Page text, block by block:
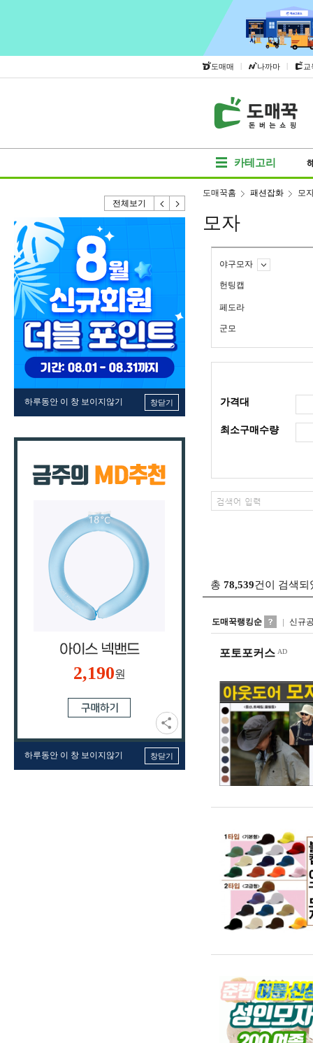
도매매 | 나까마 | 교
카테고리
전체보기
하루동안 이 창 보이지않기 창닫기
2,190원
하루동안 이 창 보이지않기 창닫기
도매꾹홈 패션잡화 모
모자
야구모자
헌팅캡
페도라
군모
가격대
최소구매수량
총 78,539건이 검색되
도매꾹랭킹순 신규
포토포커스